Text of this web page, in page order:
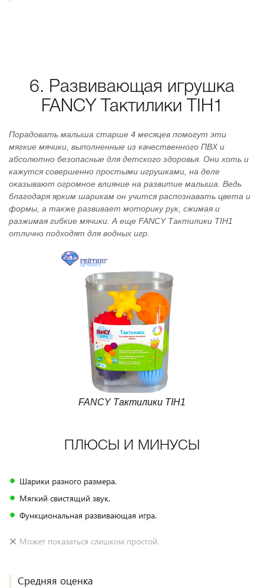
6. Развивающая игрушка
FANCY Тактилики TIH1
Порадовать малыша старше 4 месяцев помогут эти
мягкие мячики, выполненные из качественного ПВХ и
абсолютно безопасные для детского здоровья. Они хоть и
кажутся совершенно простыми игрушками, на деле
оказывают огромное влияние на развитие малыша. Ведь
благодаря ярким шарикам он учится распознавать цвета и
формы, а также развивает моторику рук, сжимая и
разжимая гибкие мячики. А еще FANCY Тактилики TIH1
отлично подходят для водных игр.
FANCY Тактилики TIH1
ПЛЮСЫ И МИНУСЫ
Шарики разного размера.
Мягкий свистящий звук.
Функциональная развивающая игра.
Может показаться слишком простой.
Средняя оценка